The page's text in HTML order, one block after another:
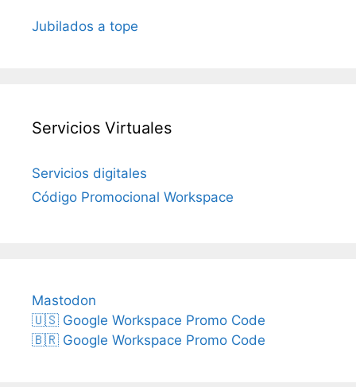
Jubilados a tope
Servicios Virtuales
Servicios digitales
Código Promocional Workspace
Mastodon
🇺🇸 Google Workspace Promo Code
🇧🇷 Google Workspace Promo Code